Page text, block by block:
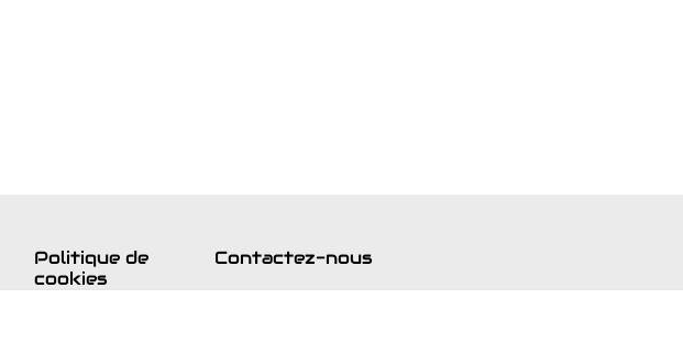
Politique de
cookies
Contactez-nous